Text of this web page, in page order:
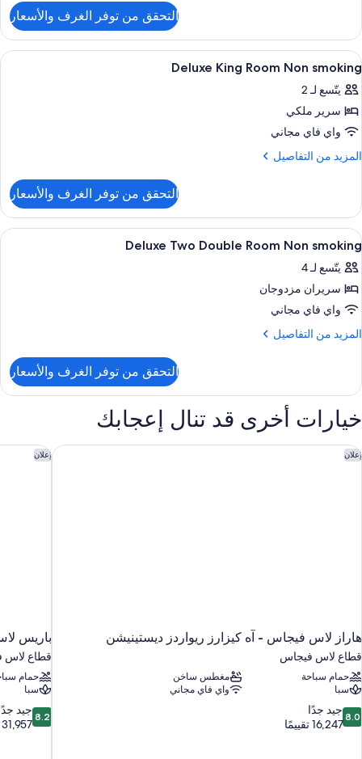
Queens,
Non-
Smoking
District
3,
Studio
Suite,
2
Queens,
Smoking
التحقق من توفر الغرف والأسعار
استعراض
جميع
صور
Deluxe
King
Room
ألحفة محشوة بالريش وأسرّة بطبقة
5
Deluxe King Room Non smoking
يتّسع لـ 2
سرير ملكي
واي فاي مجاني
المزيد من التفاصيل
المزيد
Deluxe
King
Room
Non
smoking
التحقق من توفر الغرف والأسعار
استعراض
جميع
صور
Deluxe
Two
Double
smoking
تجهيزات دش، مستلزمات فاخرة
1
Deluxe Two Double Room Non smoking
يتّسع لـ 4
سريران مزدوجان
واي فاي مجاني
المزيد من التفاصيل
المزيد
Deluxe
Double
Room
Non
smoking
التحقق من توفر الغرف والأسعار
خيارات أخرى قد تنال إعجابك
إعلان
هاراز لاس فيجاس - آه كيزارز ريواردز ديستينيشن
قطاع لاس فيجاس
حمام سباحة
مغطس ساخن
سبا
واي فاي مجاني
8.0
من
8.0 جيد جدًا
16,247 تقييمًا
هاراز لاس فيجاس - آه كيزارز ريواردز ديستينيشن إعلان
باريس
قطاع لاس
حمام
سبا
8.2
من
8.2 جيد
31,957 تقييمًا
باريس